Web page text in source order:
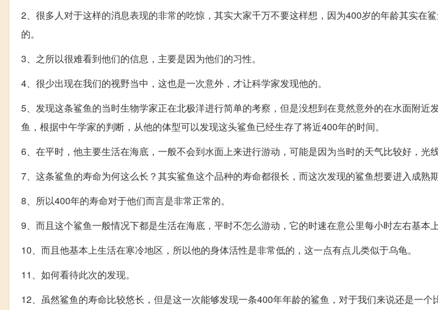
2、很多人对于这样的消息表现的非常的吃惊，其实大家千万不要这样想，因为400岁的年龄其实在
的。
3、之所以很难看到他们的信息，主要是因为他们的习性。
4、很少出现在我们的视野当中，这也是一次意外，才让科学家发现他的。
5、发现这条鲨鱼的当时生物学家正在北极洋进行简单的考察，但是没想到在竟然意外的在水面附近
鱼，根据中午学家的判断，从他的体型可以发现这头鲨鱼已经生存了将近400年的时间。
6、在平时，他主要生活在海底，一般不会到水面上来进行游动，可能是因为当时的天气比较好，光
7、这条鲨鱼的寿命为何这么长？其实鲨鱼这个品种的寿命都很长，而这次发现的鲨鱼想要进入成熟
8、所以400年的寿命对于他们而言是非常正常的。
9、而且这个鲨鱼一般情况下都是生活在海底，平时不怎么游动，它的时速在意公里每小时左右基本
10、而且他基本上生活在寒冷地区，所以他的身体活性是非常低的，这一点有点儿类似于乌龟。
11、如何看待此次的发现。
12、虽然鲨鱼的寿命比较悠长，但是这一次能够发现一条400年年龄的鲨鱼，对于我们来说还是一个